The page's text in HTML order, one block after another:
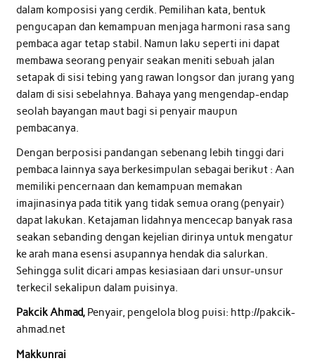
dalam komposisi yang cerdik. Pemilihan kata, bentuk
pengucapan dan kemampuan menjaga harmoni rasa sang
pembaca agar tetap stabil. Namun laku seperti ini dapat
membawa seorang penyair seakan meniti sebuah jalan
setapak di sisi tebing yang rawan longsor dan jurang yang
dalam di sisi sebelahnya. Bahaya yang mengendap-endap
seolah bayangan maut bagi si penyair maupun
pembacanya.
Dengan berposisi pandangan sebenang lebih tinggi dari
pembaca lainnya saya berkesimpulan sebagai berikut : Aan
memiliki pencernaan dan kemampuan memakan
imajinasinya pada titik yang tidak semua orang (penyair)
dapat lakukan. Ketajaman lidahnya mencecap banyak rasa
seakan sebanding dengan kejelian dirinya untuk mengatur
ke arah mana esensi asupannya hendak dia salurkan.
Sehingga sulit dicari ampas kesiasiaan dari unsur-unsur
terkecil sekalipun dalam puisinya.
Pakcik Ahmad,Penyair, pengelola blog puisi: http://pakcik-
ahmad.net
Makkunrai